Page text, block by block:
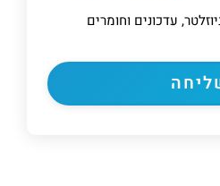
עדכונים וחומרים